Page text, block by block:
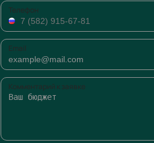
Телефон
Email
Комментарий к заявке